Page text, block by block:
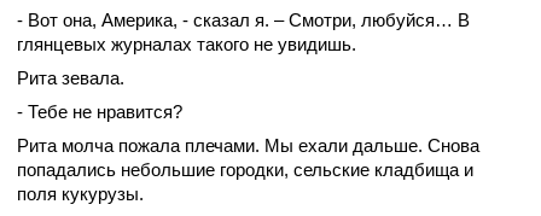
- Вот она, Америка, - сказал я. – Смотри, любуйся… В
глянцевых журналах такого не увидишь.
Рита зевала.
- Тебе не нравится?
Рита молча пожала плечами. Мы ехали дальше. Снова
попадались небольшие городки, сельские кладбища и
поля кукурузы.